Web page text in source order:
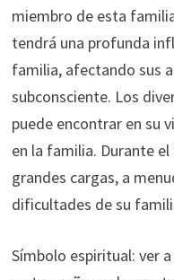
miembro de esta
tendrá una profunda
familia, afectando sus
subconsciente. Los
puede encontrar en su
en la familia. Durante
grandes cargas, a
dificultades de su
Símbolo espiritual: ver